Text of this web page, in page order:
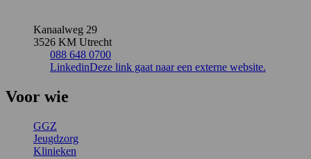
Kanaalweg 29
3526 KM Utrecht
088 648 0700
LinkedinDeze link gaat naar een externe website.
Voor wie
GGZ
Jeugdzorg
Klinieken